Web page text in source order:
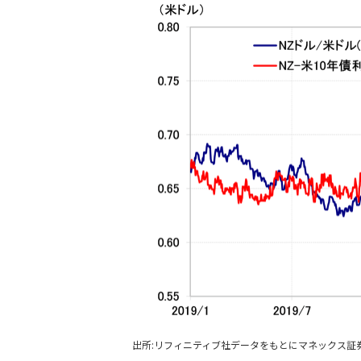
出所:リフィニティブ社データをもとにマネックス証